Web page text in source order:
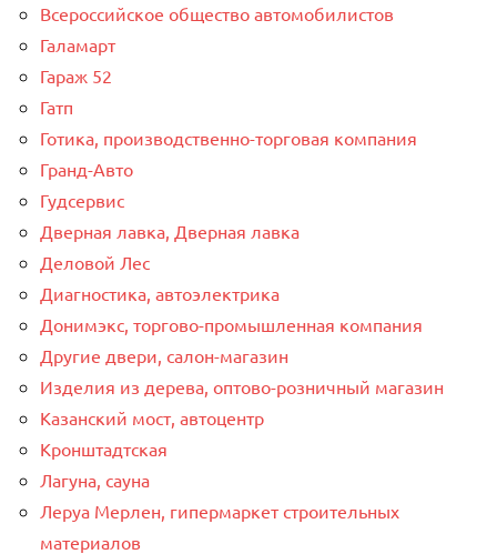
Всероссийское общество автомобилистов
Галамарт
Гараж 52
Гатп
Готика, производственно-торговая компания
Гранд-Авто
Гудсервис
Дверная лавка, Дверная лавка
Деловой Лес
Диагностика, автоэлектрика
Донимэкс, торгово-промышленная компания
Другие двери, салон-магазин
Изделия из дерева, оптово-розничный магазин
Казанский мост, автоцентр
Кронштадтская
Лагуна, сауна
Леруа Мерлен, гипермаркет строительных
материалов